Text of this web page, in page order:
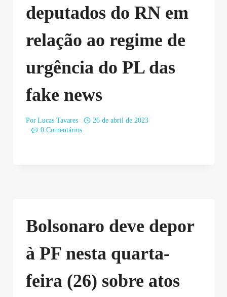
deputados do RN em
relação ao regime de
urgência do PL das
fake news
Por Lucas Tavares
26 de abril de 2023
0 Comentários
Bolsonaro deve depor
à PF nesta quarta-
feira (26) sobre atos